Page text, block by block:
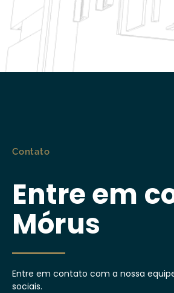
Contato
Entre em
Mórus
Entre em contato com a nossa
sociais.